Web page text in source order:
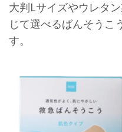
大判Lサイズやウレタ
じて選べるばんそうこ
す。